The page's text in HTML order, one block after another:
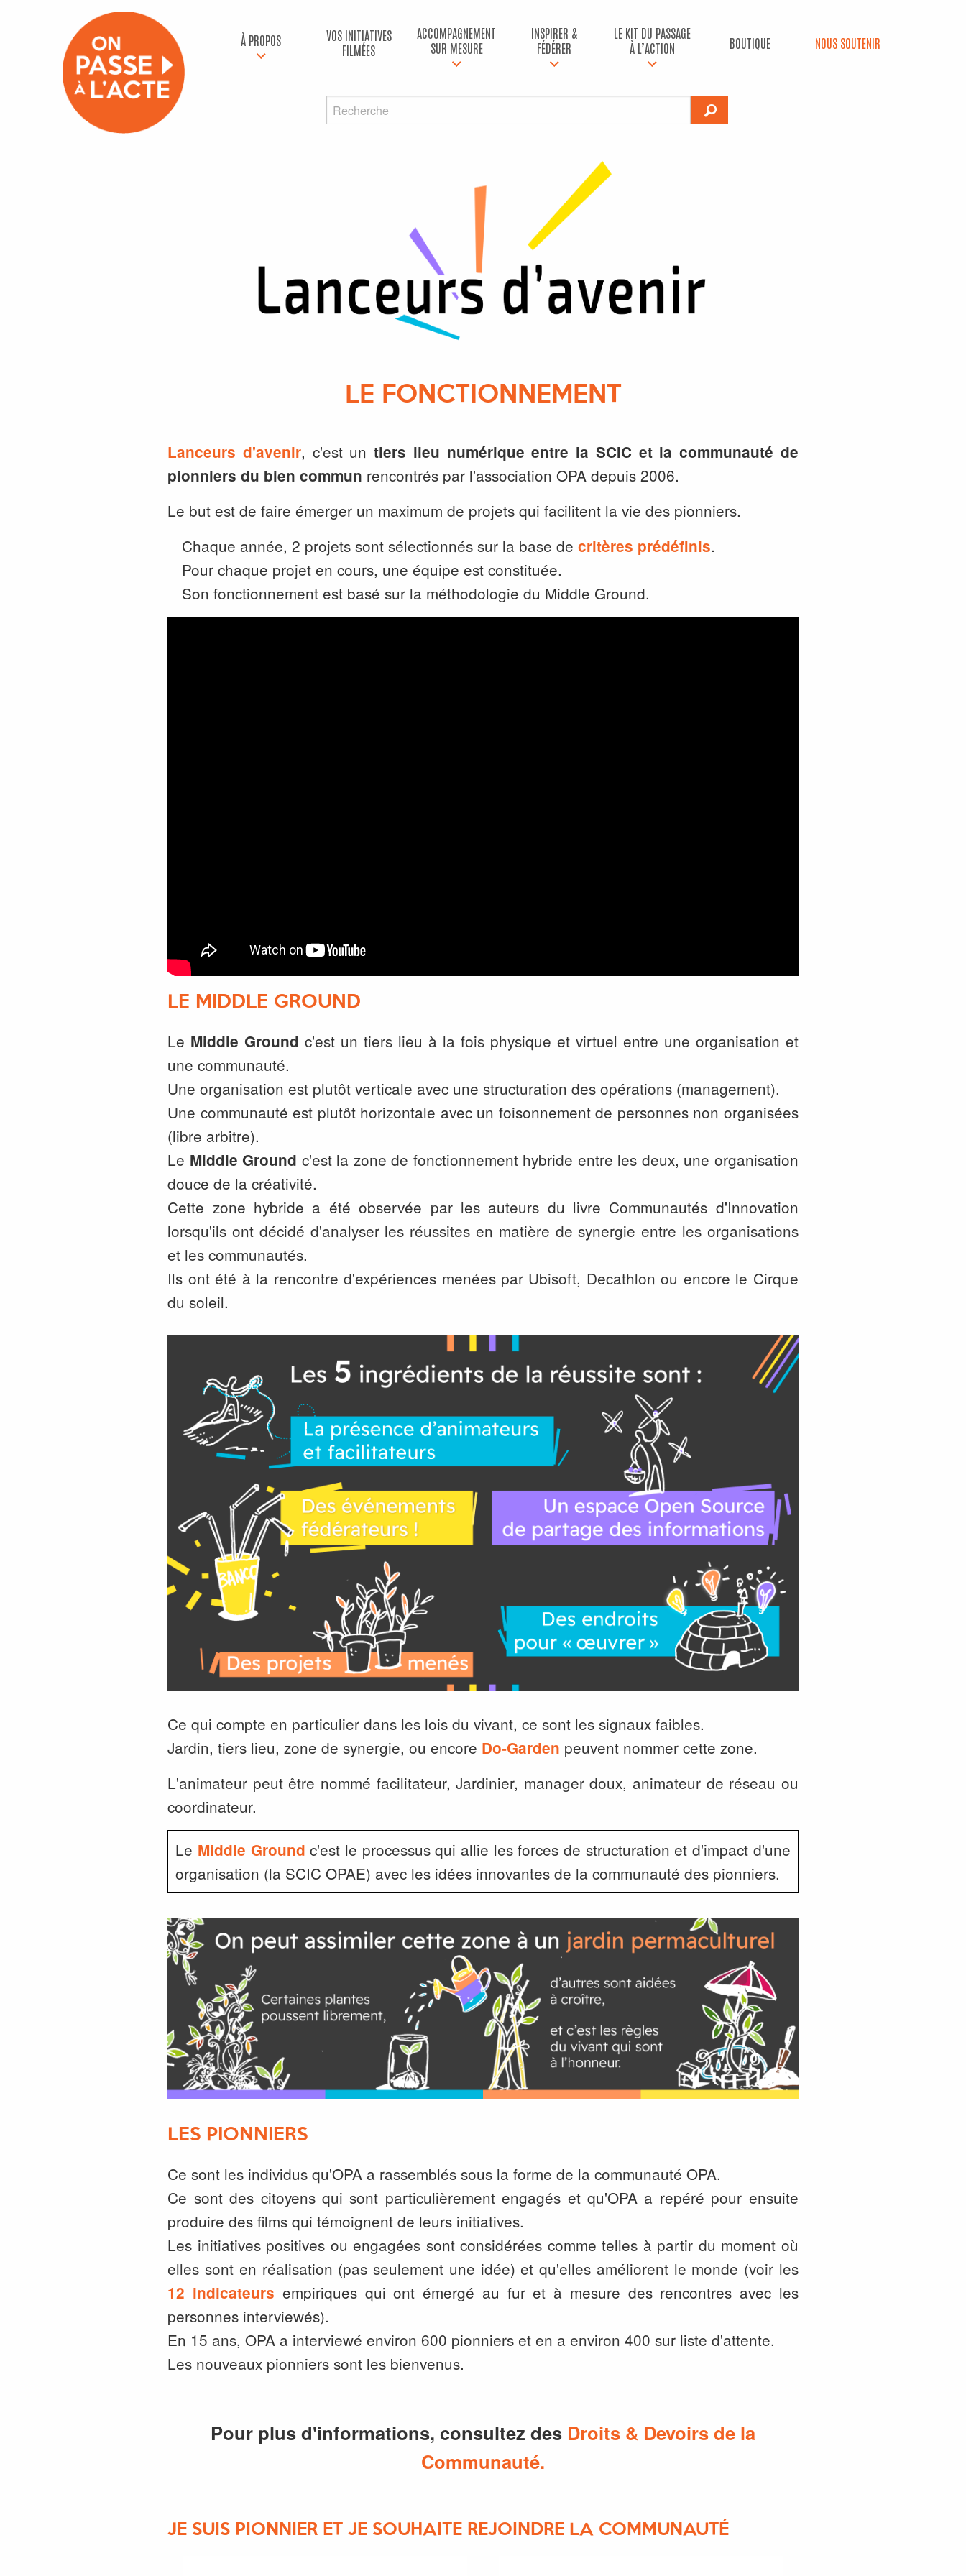
À PROPOS
VOS INITIATIVES
FILMÉES
ACCOMPAGNEMENT
SUR MESURE
INSPIRER &
FÉDÉRER
LE KIT DU PASSAGE
À L’ACTION
BOUTIQUE NOUS SOUTENIR
LE FONCTIONNEMENT
Lanceurs d'avenir, c'est untiers lieu numérique entre la SCIC et la communauté de
pionniers du bien commun rencontrés par l'association OPA depuis 2006.
Le but est de faire émerger un maximum de projets qui facilitent la vie des pionniers.
Chaque année, 2 projets sont sélectionnés sur la base decritères prédéfinis.
Pour chaque projet en cours, une équipe est constituée.
Son fonctionnement est basé sur la méthodologie du Middle Ground.
LE MIDDLE GROUND
Le Middle Ground c'est un tiers lieu à la fois physique et virtuel entre une organisation et
une communauté.
Une organisation est plutôt verticale avec une structuration des opérations (management).
Une communauté est plutôt horizontale avec un foisonnement de personnes non organisées
(libre arbitre).
Le Middle Ground c'est la zone de fonctionnement hybride entre les deux, une organisation
douce de la créativité.
Cette zone hybride a été observée par les auteurs du livre Communautés d'Innovation
lorsqu'ils ont décidé d'analyser les réussites en matière de synergie entre les organisations
et les communautés.
Ils ont été à la rencontre d'expériences menées par Ubisoft, Decathlon ou encore le Cirque
du soleil.
Ce qui compte en particulier dans les lois du vivant, ce sont les signaux faibles.
Jardin, tiers lieu, zone de synergie, ou encore Do-Garden peuvent nommer cette zone.
L'animateur peut être nommé facilitateur, Jardinier, manager doux, animateur de réseau ou
coordinateur.
Le Middle Ground c'est le processus qui allie les forces de structuration et d'impact d'une
organisation (la SCIC OPAE) avec les idées innovantes de la communauté des pionniers.
LES PIONNIERS
Ce sont les individus qu'OPA a rassemblés sous la forme de la communauté OPA.
Ce sont des citoyens qui sont particulièrement engagés et qu'OPA a repéré pour ensuite
produire des films qui témoignent de leurs initiatives.
Les initiatives positives ou engagées sont considérées comme telles à partir du moment où
elles sont en réalisation (pas seulement une idée) et qu'elles améliorent le monde (voir les
12 indicateurs empiriques qui ont émergé au fur et à mesure des rencontres avec les
personnes interviewés).
En 15 ans, OPA a interviewé environ 600 pionniers et en a environ 400 sur liste d'attente.
Les nouveaux pionniers sont les bienvenus.
Pour plus d'informations, consultez des Droits & Devoirs de la
Communauté.
JE SUIS PIONNIER ET JE SOUHAITE REJOINDRE LA COMMUNAUTÉ